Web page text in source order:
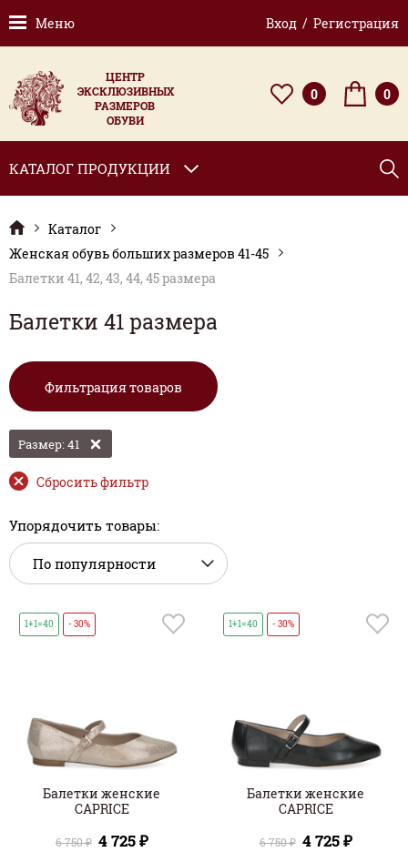
Меню Вход / Регистрация
ЦЕНТР
ЭКСКЛЮЗИВНЫХ
РАЗМЕРОВ
ОБУВИ
0 0
КАТАЛОГ ПРОДУКЦИИ
Каталог
Женская обувь больших размеров 41-45
Балетки 41, 42, 43, 44, 45 размера
Балетки 41 размера
Фильтрация товаров
Размер: 41
Сбросить фильтр
Упорядочить товары:
1+1=40 - 30%
Балетки женские
CAPRICE
6 750 ₽ 4 725 ₽
1+1=40 - 30%
Балетки женские
CAPRICE
6 750 ₽ 4 725 ₽